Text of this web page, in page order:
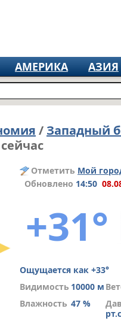
АМЕРИКА АЗИЯ
/ Западный
Отметить Мой
Обновлено 14:50
+31°
Ощущается как +33°
Видимость 10000 м
Влажность 47 %